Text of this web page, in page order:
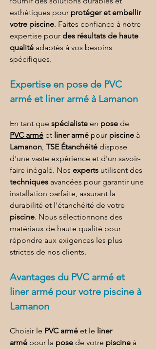
esthétiques pour protéger et embellir
votre piscine. Faites confiance à notre
expertise pour des résultats de haute
qualité adaptés à vos besoins
spécifiques.
Expertise en pose de PVC
armé et liner armé à Lamanon
En tant que spécialiste en pose de
PVC armé et liner armé pour piscine à
Lamanon, TSE Étanchéité dispose
d'une vaste expérience et d'un savoir-
faire inégalé. Nos experts utilisent des
techniques avancées pour garantir une
installation parfaite, assurant la
durabilité et l'étanchéité de votre
piscine. Nous sélectionnons des
matériaux de haute qualité pour
répondre aux exigences les plus
strictes de nos clients.
Avantages du PVC armé et
liner armé pour votre piscine à
Lamanon
Choisir le PVC armé et le liner
armé pour la pose de votre piscine à